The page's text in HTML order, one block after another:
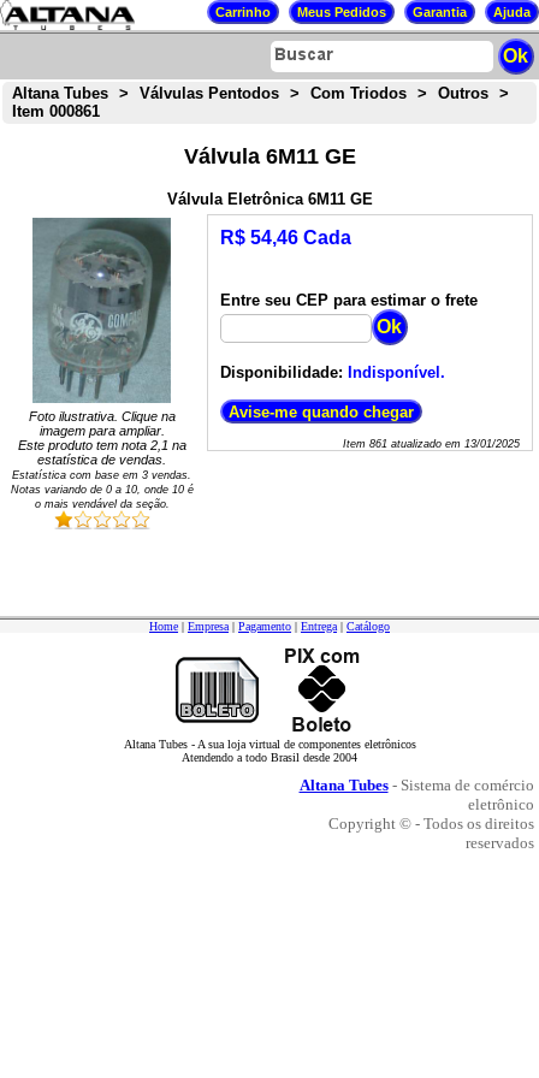
Altana Tubes > Válvulas Pentodos > Com Triodos > Outros
>
Item 000861
Válvula 6M11 GE
Válvula Eletrônica 6M11 GE
Foto ilustrativa. Clique na
imagem para ampliar.
Este produto tem nota 2,1 na
estatística de vendas.
Estatística com base em 3 vendas.
Notas variando de 0a 10, onde 10 é
o mais vendável da seção.
R$ 54,46 Cada
Entre seu CEP para estimar o frete
Disponibilidade: Indisponível.
Item 861atualizado em 13/01/2025
Home | Empresa | Pagamento | Entrega | Catálogo
Altana Tubes - A sua loja virtual de componentes eletrônicos
Atendendo a todo Brasil desde 2004
Altana Tubes- Sistema de comércio
eletrônico
Copyright © - Todos os direitos
reservados